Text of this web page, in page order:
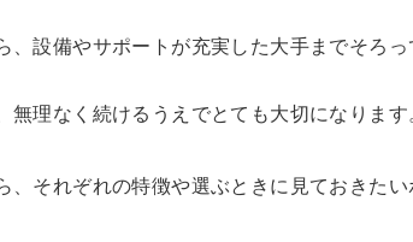
設備やサポートが充実した大手までそろ
理なく続けるうえでとても大切になりま
それぞれの特徴や選ぶときに見ておきた